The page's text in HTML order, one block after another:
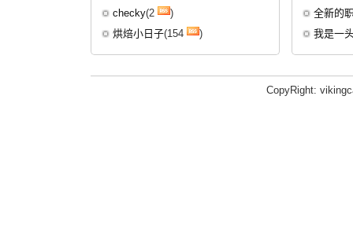
checky(2
)
烘焙小日子(154 )
全新的
我是一
CopyRight: